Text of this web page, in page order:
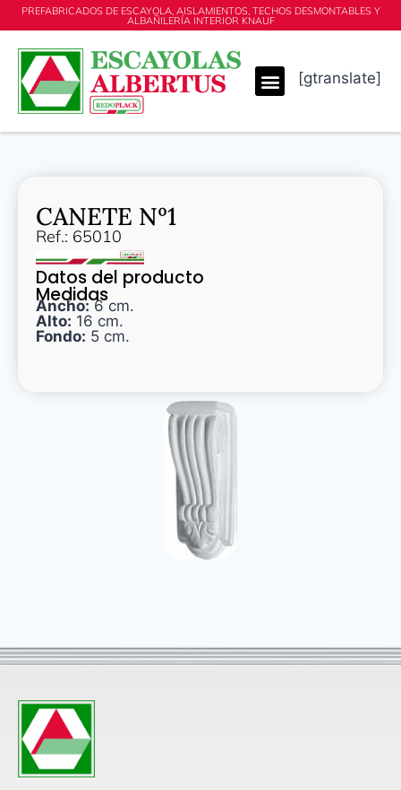
PREFABRICADOS DE ESCAYOLA, AISLAMIENTOS, TECHOS DESMONTABLES Y
ALBAÑILERÍA INTERIOR KNAUF
[gtranslate]
CANETE Nº1
Ref.: 65010
Datos del producto
Medidas
Ancho:6 cm.
Alto: 16 cm.
Fondo: 5 cm.